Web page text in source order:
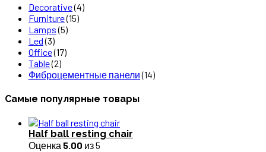
Decorative(4)
Furniture(15)
Lamps (5)
Led (3)
Office(17)
Table(2)
Фиброцементные панели (14)
Самые популярные товары
Half ball resting chair
Оценка 5.00 из 5